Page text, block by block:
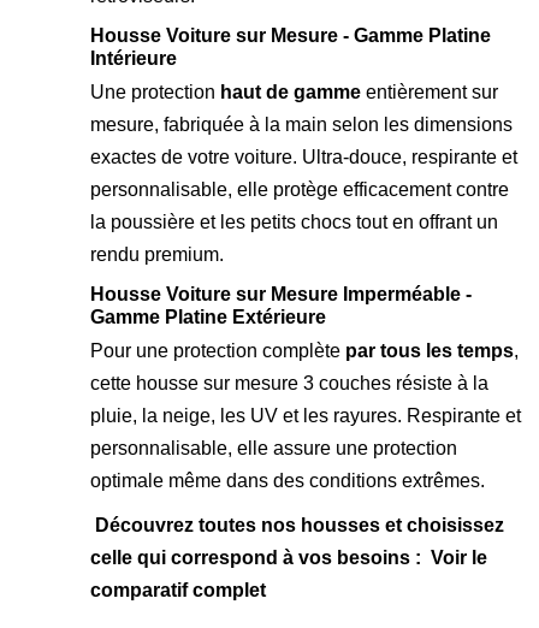
Housse Voiture sur Mesure - Gamme Platine
Intérieure
Une protection haut de gamme entièrement sur
mesure, fabriquée à la main selon les dimensions
exactes de votre voiture. Ultra-douce, respirante et
personnalisable, elle protège efficacement contre
la poussière et les petits chocs tout en offrant un
rendu premium.
Housse Voiture sur Mesure Imperméable -
Gamme Platine Extérieure
Pour une protection complète par tous les temps,
cette housse sur mesure 3 couches résiste à la
pluie, la neige, les UV et les rayures. Respirante et
personnalisable, elle assure une protection
optimale même dans des conditions extrêmes.
Découvrez toutes nos housses et choisissez
celle qui correspond à vos besoins : Voir le
comparatif complet